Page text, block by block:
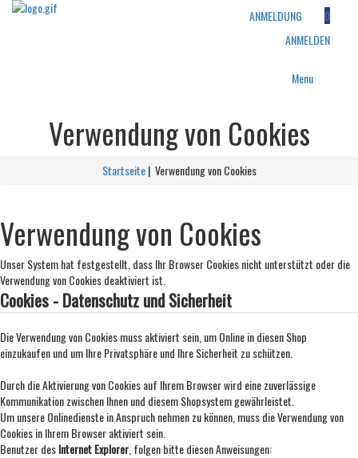
ANMELDUNG
0
ANMELDEN
Menu
Verwendung von Cookies
Startseite| Verwendung von Cookies
Verwendung von Cookies
Unser System hat festgestellt, dass Ihr Browser Cookies nicht unterstützt oder die
Verwendung von Cookies deaktiviert ist.
Cookies - Datenschutz und Sicherheit
Die Verwendung von Cookies muss aktiviert sein, um Online in diesen Shop
einzukaufen und um Ihre Privatsphäre und Ihre Sicherheit zu schützen.
Durch die Aktivierung von Cookies auf Ihrem Browser wird eine zuverlässige
Kommunikation zwischen Ihnen und diesem Shopsystem gewährleistet.
Um unsere Onlinedienste in Anspruch nehmen zu können, muss die Verwendung von
Cookies in Ihrem Browser aktiviert sein.
Benutzer desInternet Explorer , folgen bitte diesen Anweisungen: